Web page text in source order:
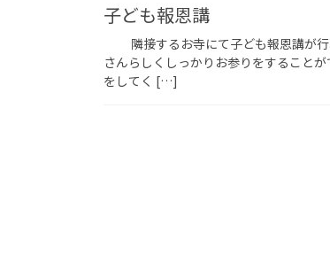
子ども報恩講
隣接するお寺にて子ども報恩講が行
さんらしくしっかりお参りをすること
をしてく […]